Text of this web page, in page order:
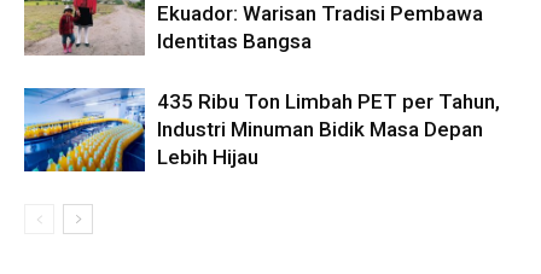
Ekuador: Warisan Tradisi Pembawa
Identitas Bangsa
435 Ribu Ton Limbah PET per Tahun,
Industri Minuman Bidik Masa Depan
Lebih Hijau